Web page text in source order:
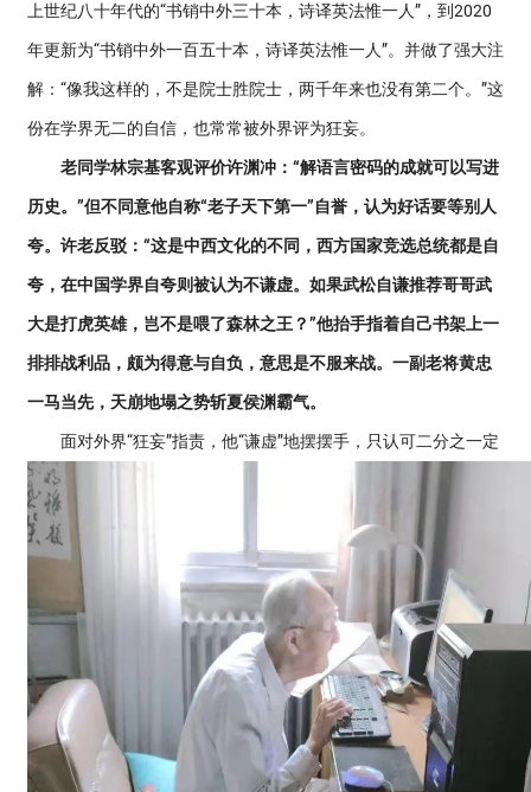
上世纪八十年代的“书销中外三十本，诗译英法惟一人”，到2020
年更新为“书销中外一百五十本，诗译英法惟一人”。并做了强大注
解：“像我这样的，不是院士胜院士，两千年来也没有第二个。”这
份在学界无二的自信，也常常被外界评为狂妄。
老同学林宗基客观评价许渊冲：“解语言密码的成就可以写进
历史。”但不同意他自称“老子天下第一”自誉，认为好话要等别人
夸。许老反驳：“这是中西文化的不同，西方国家竞选总统都是自
夸，在中国学界自夸则被认为不谦虚。如果武松自谦推荐哥哥武
大是打虎英雄，岂不是喂了森林之王？”他抬手指着自己书架上一
排排战利品，颇为得意与自负，意思是不服来战。一副老将黄忠
一马当先，天崩地塌之势斩夏侯渊霸气。
面对外界“狂妄”指责，他“谦虚”地摆摆手，只认可二分之一定